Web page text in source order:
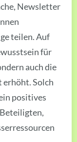
Newsletter
teilen. Auf
für
auch die
Solch
positives